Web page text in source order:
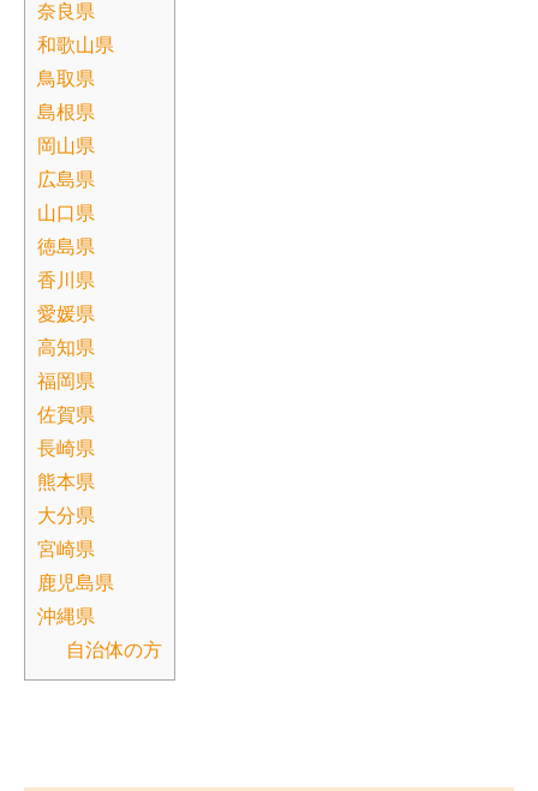
奈良県
和歌山県
鳥取県
島根県
岡山県
広島県
山口県
徳島県
香川県
愛媛県
高知県
福岡県
佐賀県
長崎県
熊本県
大分県
宮崎県
鹿児島県
沖縄県
自治体の方